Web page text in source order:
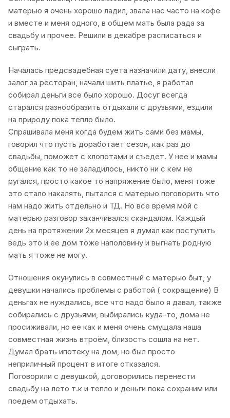
матерью я очень хорошо ладил, звала нас часто на кофе
и вместе и меня одного, в общем мать была рада за
свадьбу и прочее. Решили в декабре расписаться и
сыграть.
Началась предсвадебная суета назначили дату, внесли
залог за ресторан, начали шить платье, я работал
собирал деньги все было хорошо. Досуг всегда
старался разнообразить отдыхали с друзьями, ездили
на природу пока тепло было.
Спрашивала меня когда будем жить сами без мамы,
говорил что пусть доработает сезон, как раз до
свадьбы, поможет с хлопотами и съедет. У нее и мамы
общение как то не заладилось, никто ни с кем не
ругался, просто какое то напряжение было, меня тоже
это стало накалять, пытался с матерью поговорить что
нам надо жить отдельно и ТД. Но все время мой с
матерью разговор заканчивался скандалом. Каждый
день на протяжении 2х месяцев я думал как поступить
ведь это и ее дом тоже наполовину и выгнать родную
мать я тоже не могу.
Отношения окунулись в совместный с матерью быт, у
девушки начались проблемы с работой ( сокращение) В
деньгах не нуждались, все что надо было я давал, также
собирались с друзьями, выбирались куда-то, дома не
просиживали, но ее как и меня очень смущала наша
совместная жизнь втроём, близость сошла на нет.
Думал брать ипотеку на дом, но был просто
неприличный процент в итоге отказался.
Поговорили с девушкой, договорились перенести
свадьбу на лето т.к и тепло и деньги пока сохраним или
поедем отдыхать.